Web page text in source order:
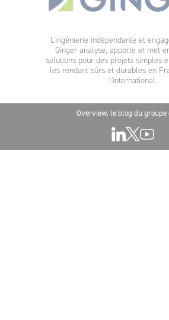
L'ingénierie indépendante et
Ginger analyse, apporte et met
solutions pour des projets simples
les rendant sûrs et durables en
l'international.
Overview, le blog du groupe
LINKEDIN
TWITTER